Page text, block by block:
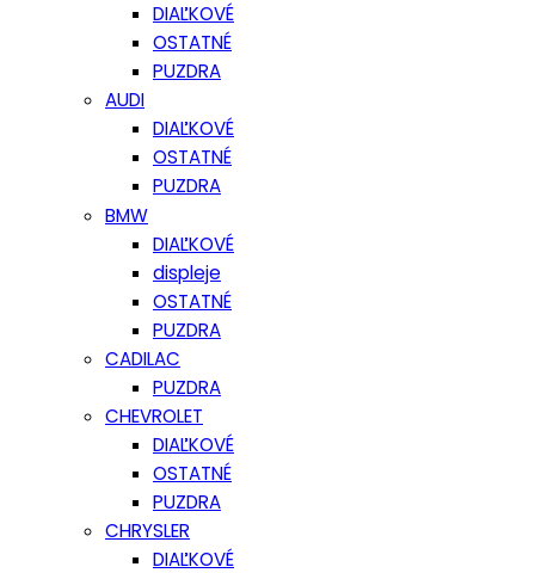
DIAĽKOVÉ
OSTATNÉ
PUZDRA
AUDI
DIAĽKOVÉ
OSTATNÉ
PUZDRA
BMW
DIAĽKOVÉ
displeje
OSTATNÉ
PUZDRA
CADILAC
PUZDRA
CHEVROLET
DIAĽKOVÉ
OSTATNÉ
PUZDRA
CHRYSLER
DIAĽKOVÉ